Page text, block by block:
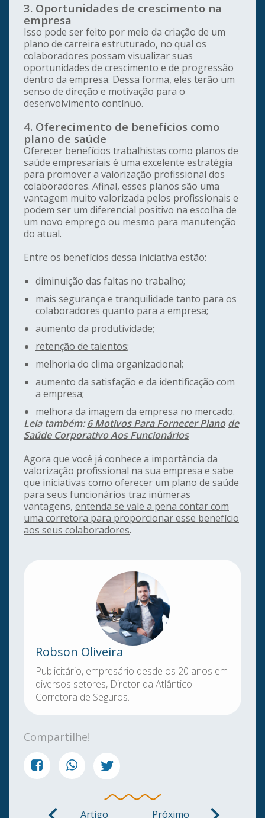
3. Oportunidades de crescimento na
empresa
Isso pode ser feito por meio da criação de um
plano de carreira estruturado, no qual os
colaboradores possam visualizar suas
oportunidades de crescimento e de progressão
dentro da empresa. Dessa forma, eles terão um
senso de direção e motivação para o
desenvolvimento contínuo.
4. Oferecimento de benefícios como
plano de saúde
Oferecer benefícios trabalhistas como planos de
saúde empresariais é uma excelente estratégia
para promover a valorização profissional dos
colaboradores. Afinal, esses planos são uma
vantagem muito valorizada pelos profissionais e
podem ser um diferencial positivo na escolha de
um novo emprego ou mesmo para manutenção
do atual.
Entre os benefícios dessa iniciativa estão:
diminuição das faltas no trabalho;
mais segurança e tranquilidade tanto para os
colaboradores quanto para a empresa;
aumento da produtividade;
retenção de talentos;
melhoria do clima organizacional;
aumento da satisfação e da identificação com
a empresa;
melhora da imagem da empresa no mercado.
Leia também:6 Motivos Para Fornecer Plano de
Saúde Corporativo Aos Funcionários
Agora que você já conhece a importância da
valorização profissional na sua empresa e sabe
que iniciativas como oferecer um plano de saúde
para seus funcionários traz inúmeras
vantagens, entenda se vale a pena contar com
uma corretora para proporcionar esse benefício
aos seus colaboradores.
Robson Oliveira
Publicitário, empresário desde os 20 anos em
diversos setores, Diretor da Atlântico
Corretora de Seguros.
Compartilhe!